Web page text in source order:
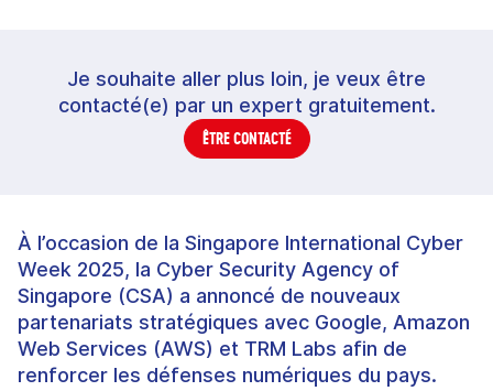
Je souhaite aller plus loin, je veux être
contacté(e) par un expert gratuitement.
ÊTRE CONTACTÉ
À l’occasion de la Singapore International Cyber
Week 2025, la Cyber Security Agency of
Singapore (CSA) a annoncé de nouveaux
partenariats stratégiques avec Google, Amazon
Web Services (AWS) et TRM Labs afin de
renforcer les défenses numériques du pays.